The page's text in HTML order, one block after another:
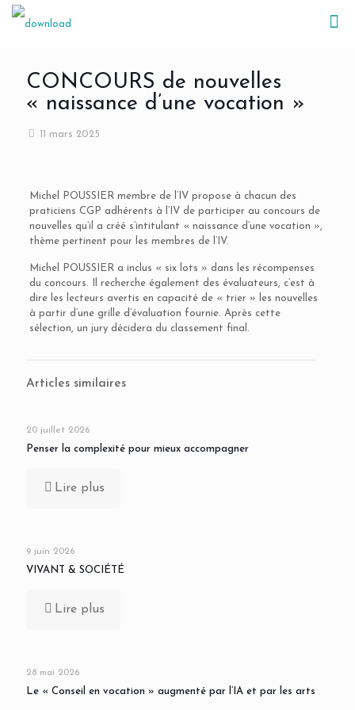
CONCOURS de nouvelles
« naissance d’une vocation »
11 mars 2025
Michel POUSSIER membre de l’IV propose à chacun des
praticiens CGP adhérents à l’IV de participer au concours de
nouvelles qu’il a créé s’intitulant « naissance d’une vocation »,
thème pertinent pour les membres de l’IV.
Michel POUSSIER a inclus « six lots » dans les récompenses
du concours. Il recherche également des évaluateurs, c’est à
dire les lecteurs avertis en capacité de « trier » les nouvelles
à partir d’une grille d’évaluation fournie. Après cette
sélection, un jury décidera du classement final.
Articles similaires
20 juillet 2026
Penser la complexité pour mieux accompagner
Lire plus
9 juin 2026
VIVANT & SOCIÉTÉ
Lire plus
28 mai 2026
Le « Conseil en vocation » augmenté par l’IA et par les arts